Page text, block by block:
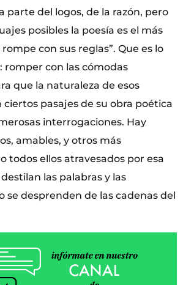
parte del logos, de la razón, pero
posibles la poesía es el más
con sus reglas”. Que es lo
romper con las cómodas
que la naturaleza de esos
ciertos pasajes de su obra poética
interrogaciones. Hay
amables, y otros más
todos ellos atravesados por esa
las palabras y las
se desprenden de las cadenas del